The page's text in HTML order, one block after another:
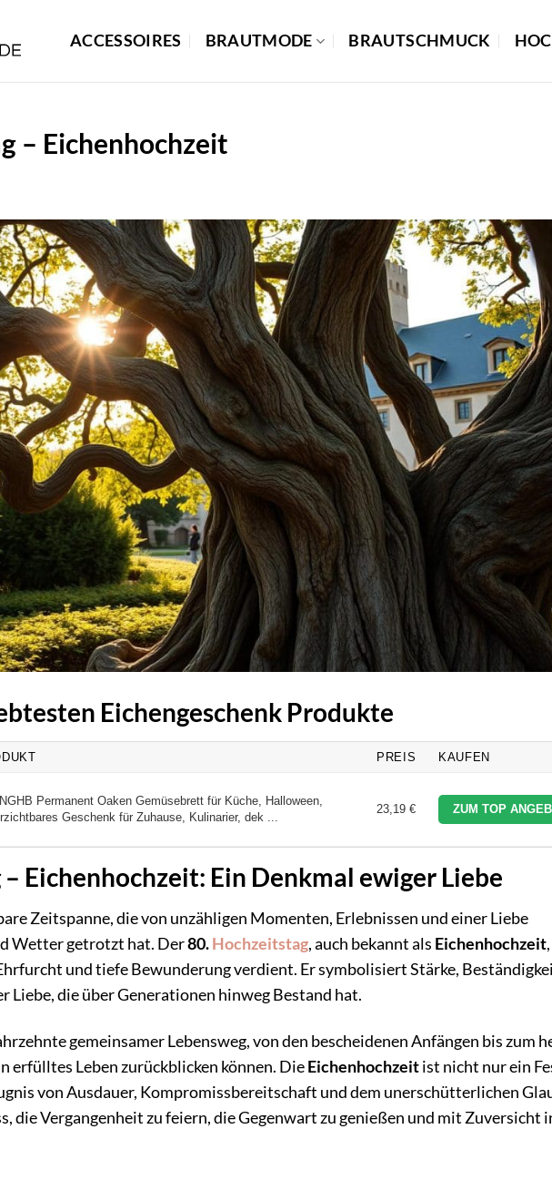
ACCESSOIRES BRAUTMODE BRAUTSCHMUCK
– Eichenhochzeit
Eichengeschenk Produkte
PREIS KAUFEN
Permanent Oaken Gemüsebrett für Küche, Halloween,
Geschenk für Zuhause, Kulinarier, dek ...
23,19 € ZUM TOP
Eichenhochzeit: Ein Denkmal ewiger Liebe
Zeitspanne, die von unzähligen Momenten, Erlebnissen und einer Liebe
Wetter getrotzt hat. Der80.Hochzeitstag, auch bekannt als Eichenhochzeit
und tiefe Bewunderung verdient. Er symbolisiert Stärke,
Liebe, die über Generationen hinweg Bestand hat.
gemeinsamer Lebensweg, von den bescheidenen Anfängen bis zum
erfülltes Leben zurückblicken können. DieEichenhochzeitist nicht nur ein
von Ausdauer, Kompromissbereitschaft und dem unerschütterlichen
die Vergangenheit zu feiern, die Gegenwart zu genießen und mit Zuversicht